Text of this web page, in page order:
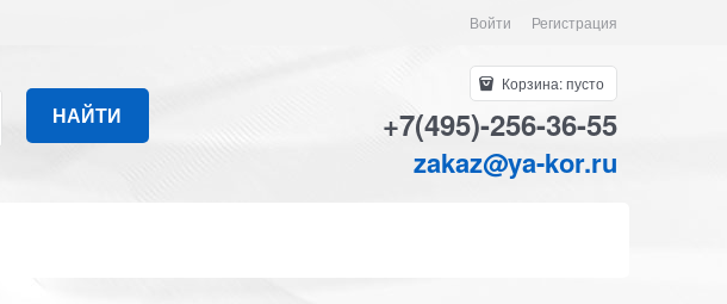
Войти Регистрация
НАЙТИ
Корзина:пусто
+7(495)-256-36-55
zakaz@ya-kor.ru